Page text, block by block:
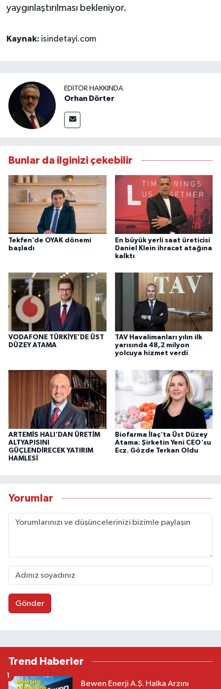
yaygınlaştırılması bekleniyor.
Kaynak: isindetayi.com
EDITÖR HAKKINDA
Orhan Dörter
Bunlar da ilginizi çekebilir
Tekfen’de OYAK dönemi
başladı
En büyük yerli saat üreticisi
Daniel Klein ihracat atağına
kalktı
VODAFONE TÜRKİYE’DE ÜST
DÜZEY ATAMA
TAV Havalimanları yılın ilk
yarısında 48,2 milyon
yolcuya hizmet verdi
ARTEMİS HALI'DAN ÜRETİM
ALTYAPISINI
GÜÇLENDİRECEK YATIRIM
HAMLESİ
Biofarma İlaç'ta Üst Düzey
Atama: Şirketin Yeni CEO'su
Ecz. Gözde Terkan Oldu
Yorumlar
Gönder
Trend Haberler
Bewen Enerji A.Ş. Halka Arzını
1